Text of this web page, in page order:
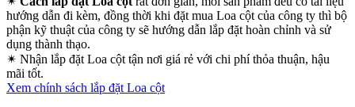
hướng dẫn đi kèm, đồng thời khi đặt mua Loa cột của công ty thì bộ
phận kỹ thuật của công ty sẽ hướng dẫn lắp đặt hoàn chỉnh và sử
dụng thành thạo.
✴ Nhận lắp đặt Loa cột tận nơi giá rẻ với chi phí thỏa thuận, hậu
mãi tốt.
Xem chính sách lắp đặt Loa cột